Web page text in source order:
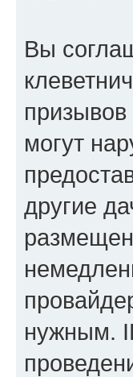
Вы
могут
другие
нужным.